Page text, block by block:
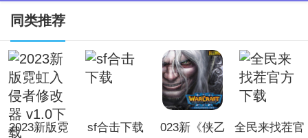
4 .修复部分终端无法显示登录和充值二维码的问题
Qq加速器软件教程
1.Qq加速器软件将免于注册并登录。 如果在第一次使用
时提交认证，则下次启动时可以立即加速。 打开欢迎界
面的免费加速，会跳转到身份验证界面。
同类推荐
2023新版霓
sf合击下载
023新《侠乙
全民来找茬官